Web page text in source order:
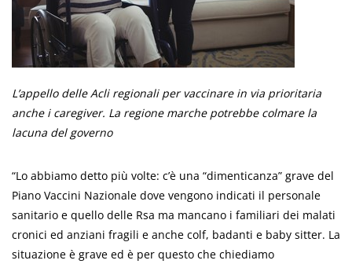
L’appello delle Acli regionali per vaccinare in via prioritaria
anche i caregiver. La regione marche potrebbe colmare la
lacuna del governo
“Lo abbiamo detto più volte: c’è una “dimenticanza” grave del
Piano Vaccini Nazionale dove vengono indicati il personale
sanitario e quello delle Rsa ma mancano i familiari dei malati
cronici ed anziani fragili e anche colf, badanti e baby sitter. La
situazione è grave ed è per questo che chiediamo